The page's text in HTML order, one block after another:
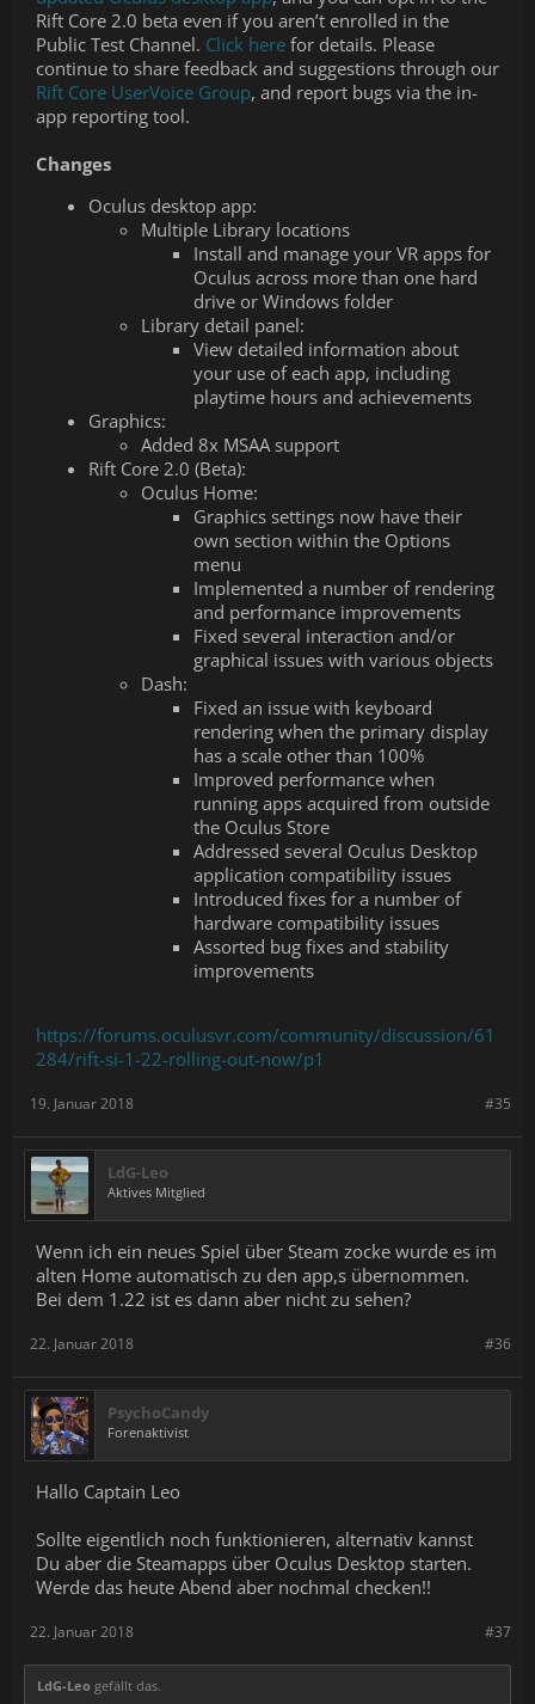
Rift Core 2.0 beta even if you aren’t enrolled in the
Public Test Channel. Click here for details. Please
continue to share feedback and suggestions through our
Rift Core UserVoice Group, and report bugs via the in-
app reporting tool.
Changes
Oculus desktop app:
Multiple Library locations
Install and manage your VR apps for
Oculus across more than one hard
drive or Windows folder
Library detail panel:
View detailed information about
your use of each app, including
playtime hours and achievements
Graphics:
Added 8x MSAA support
Rift Core 2.0 (Beta):
Oculus Home:
Graphics settings now have their
own section within the Options
menu
Implemented a number of rendering
and performance improvements
Fixed several interaction and/or
graphical issues with various objects
Dash:
Fixed an issue with keyboard
rendering when the primary display
has a scale other than 100%
Improved performance when
running apps acquired from outside
the Oculus Store
Addressed several Oculus Desktop
application compatibility issues
Introduced fixes for a number of
hardware compatibility issues
Assorted bug fixes and stability
improvements
https://forums.oculusvr.com/community/discussion/61
284/rift-si-1-22-rolling-out-now/p1
#35
19. Januar 2018
LdG-Leo
Aktives Mitglied
Wenn ich ein neues Spiel über Steam zocke wurde es im
alten Home automatisch zu den app,s übernommen.
Bei dem 1.22 ist es dann aber nicht zu sehen?
#36
22. Januar 2018
PsychoCandy
Forenaktivist
Hallo Captain Leo
Sollte eigentlich noch funktionieren, alternativ kannst
Du aber die Steamapps über Oculus Desktop starten.
Werde das heute Abend aber nochmal checken!!
#37
22. Januar 2018
LdG-Leo gefällt das.